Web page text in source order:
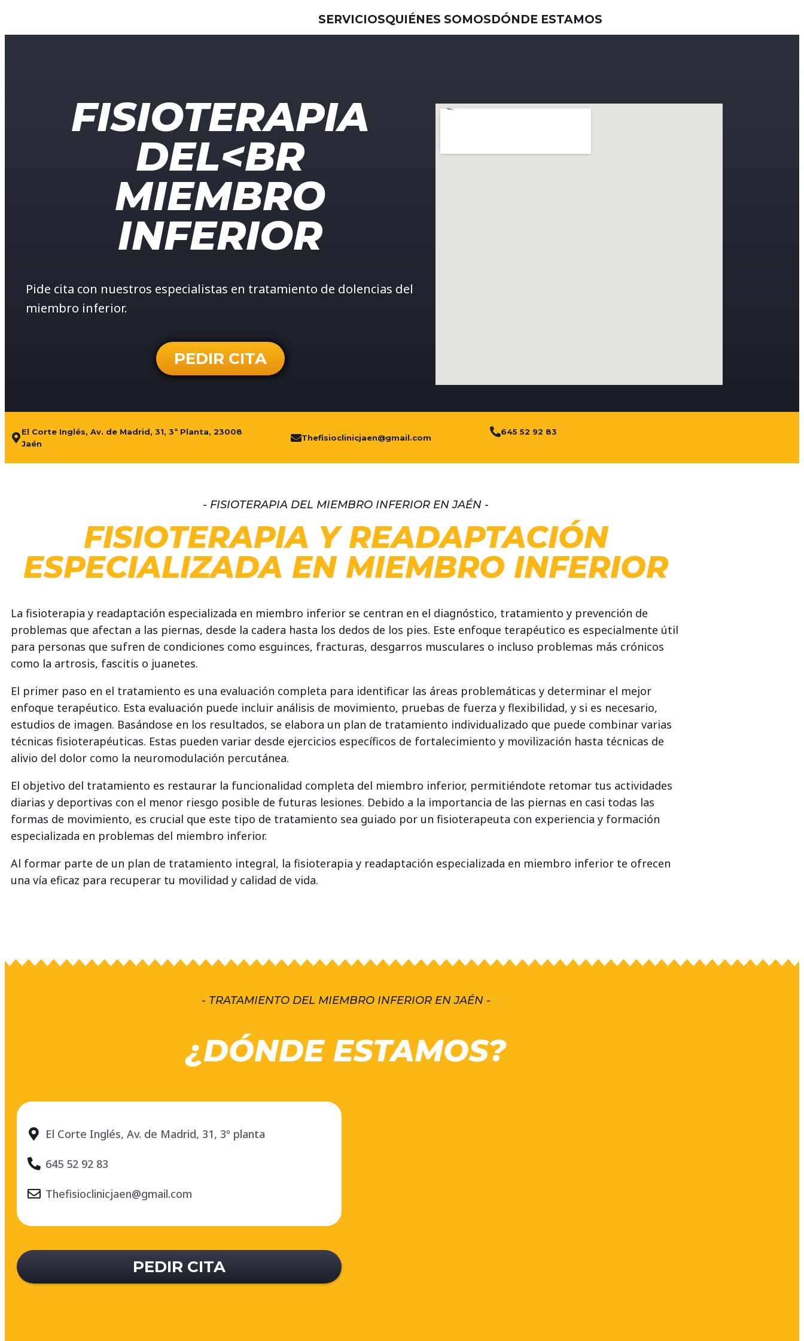
SERVICIOSQUIÉNES SOMOSDÓNDE ESTAMOS
FISIOTERAPIA
DEL<BR
MIEMBRO
INFERIOR
Pide cita con nuestros especialistas en tratamiento de dolencias del
miembro inferior.
PEDIR CITA
El Corte Inglés, Av. de Madrid, 31, 3ª Planta, 23008
Jaén
Thefisioclinicjaen@gmail.com
645 52 92 83
- FISIOTERAPIA DEL MIEMBRO INFERIOR EN JAÉN -
FISIOTERAPIA Y READAPTACIÓN
ESPECIALIZADA EN MIEMBRO INFERIOR
La fisioterapia y readaptación especializada en miembro inferior se centran en el diagnóstico, tratamiento y prevención de
problemas que afectan a las piernas, desde la cadera hasta los dedos de los pies. Este enfoque terapéutico es especialmente útil
para personas que sufren de condiciones como esguinces, fracturas, desgarros musculares o incluso problemas más crónicos
como la artrosis, fascitis o juanetes.
El primer paso en el tratamiento es una evaluación completa para identificar las áreas problemáticas y determinar el mejor
enfoque terapéutico. Esta evaluación puede incluir análisis de movimiento, pruebas de fuerza y flexibilidad, y si es necesario,
estudios de imagen. Basándose en los resultados, se elabora un plan de tratamiento individualizado que puede combinar varias
técnicas fisioterapéuticas. Estas pueden variar desde ejercicios específicos de fortalecimiento y movilización hasta técnicas de
alivio del dolor como la neuromodulación percutánea.
El objetivo del tratamiento es restaurar la funcionalidad completa del miembro inferior, permitiéndote retomar tus actividades
diarias y deportivas con el menor riesgo posible de futuras lesiones. Debido a la importancia de las piernas en casi todas las
formas de movimiento, es crucial que este tipo de tratamiento sea guiado por un fisioterapeuta con experiencia y formación
especializada en problemas del miembro inferior.
Al formar parte de un plan de tratamiento integral, la fisioterapia y readaptación especializada en miembro inferior te ofrecen
una vía eficaz para recuperar tu movilidad y calidad de vida.
- TRATAMIENTO DEL MIEMBRO INFERIOR EN JAÉN -
¿DÓNDE ESTAMOS?
El Corte Inglés, Av. de Madrid, 31, 3º planta
645 52 92 83
Thefisioclinicjaen@gmail.com
PEDIR CITA